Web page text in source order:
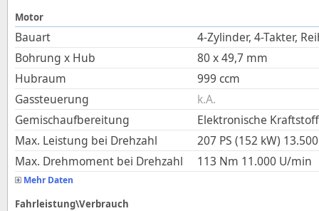
Motor
Bauart
4-Zylinder, 4-Takter,
Bohrung x Hub
80x49,7 mm
Hubraum
999 ccm
Gassteuerung
k.A.
Gemischaufbereitung
Elektronische
Max. Leistung bei Drehzahl
207 PS (152 kW) 13.500
Max. Drehmoment bei Drehzahl
113 Nm 11.000 U/min
Mehr Daten
Fahrleistung\Verbrauch